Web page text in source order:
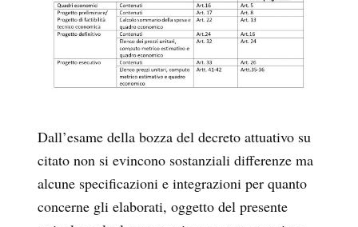
Dall’esame della bozza del decreto attuativo su
citato non si evincono sostanziali differenze ma
alcune specificazioni e integrazioni per quanto
concerne gli elaborati, oggetto del presente